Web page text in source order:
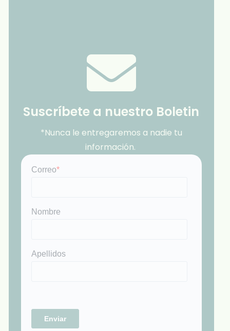
Suscríbete a nuestro Boletin
*Nunca le entregaremos a nadie tu
información.